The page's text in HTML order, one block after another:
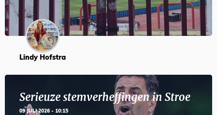
Lindy Hofstra
Serieuze stemverheffingen in Stroe
09 JULI 2026 - 10:15